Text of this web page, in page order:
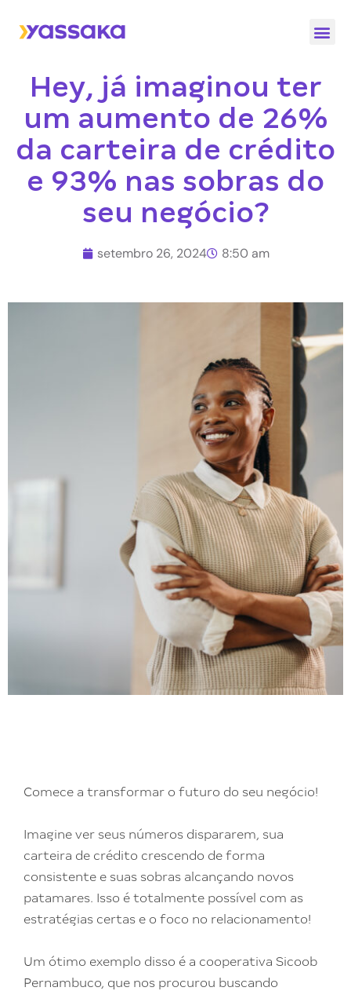
Hey, já imaginou ter
um aumento de 26%
da carteira de crédito
e 93% nas sobras do
seu negócio?
setembro 26, 2024 8:50 am
Comece a transformar o futuro do seu negócio!
Imagine ver seus números dispararem, sua
carteira de crédito crescendo de forma
consistente e suas sobras alcançando novos
patamares. Isso é totalmente possível com as
estratégias certas e o foco no relacionamento!
Um ótimo exemplo disso é a cooperativa Sicoob
Pernambuco, que nos procurou buscando